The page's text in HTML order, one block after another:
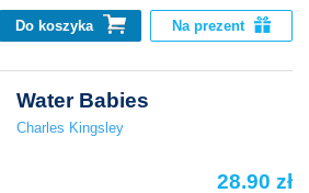
Do koszyka Na prezent
Water Babies
Charles Kingsley
28.90 zł